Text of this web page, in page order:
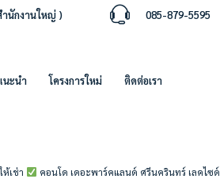
ำนักงานใหญ่ ) 085-879-5595
นะนำ โครงการใหม่ ติดต่อเรา
ให้เช่า คอนโด เดอะพาร์คแลนด์ ศรีนครินทร์ เลคไซด์